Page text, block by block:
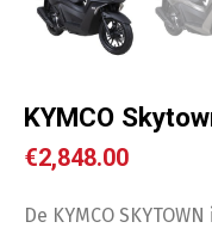
KYMCO
€2,848.00
De KYMCO